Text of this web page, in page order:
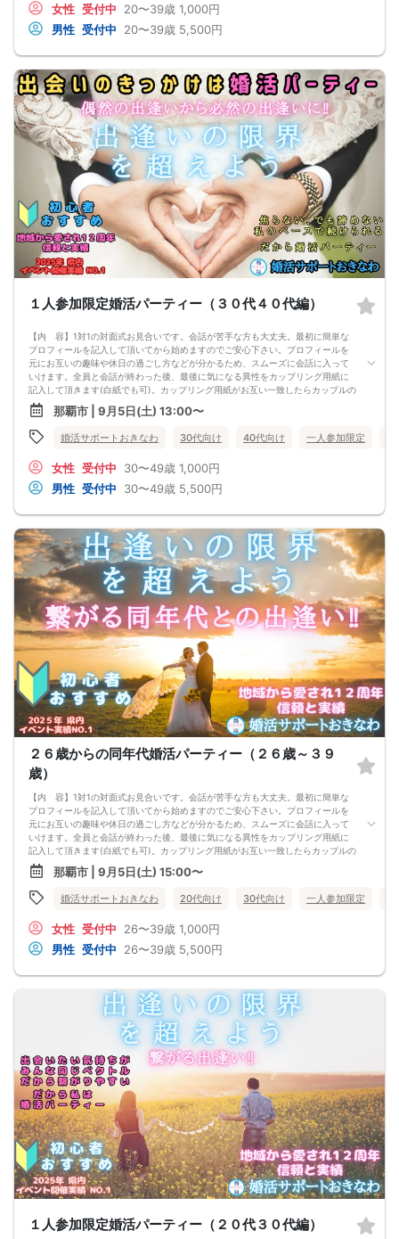
④1対1の対面式お見合い2回目
⑤カップリング用紙に気になる異性の番号を記入（お互い番号が一致すればカッ
プリング成立）
※前日の段階で催行人数に達しなかった場合、開催中止とさせて頂きます。
※無料駐車場80台完備
女性 受付中 20〜39歳 1,000円
男性 受付中 20〜39歳 5,500円
１人参加限定婚活パーティー（３０代４０代編）
【内 容】1対1の対面式お見合いです。会話が苦手な方も大丈夫。最初に簡単な
プロフィールを記入して頂いてから始めますのでご安心下さい。プロフィールを
元にお互いの趣味や休日の過ごし方などが分かるため、スムーズに会話に入って
いけます。全員と会話が終わった後、最後に気になる異性をカップリング用紙に
記入して頂きます(白紙でも可)。カップリング用紙がお互い一致したらカップルの
成立です。またスタッフを介して気になる異性に渡せる連絡シートもご用意。
【パーティの流れ】
①プロフィ―ル用紙記載
②1対1の対面式お見合い（全員の異性と1対1で会話）
④1対1の対面式お見合い2回目
⑤カップリング用紙に気になる異性の番号を記入（お互い番号が一致すればカッ
プリング成立）
※前日の段階で催行人数に達しなかった場合、開催中止とさせて頂きます。
※お車でお越しの方は、駐車場が満車になりやすいためお時間に余裕を持ってお早
めにお越し下さい。
※無料駐車場80台完備（共用スペースのため満車の場合は、お近くの有料パーキン
グをご使用下さい。）
那覇市 | 9月5日(土) 13:00〜
婚活サポートおきなわ 30代向け 40代向け 一人参加限定
女性 受付中 30〜49歳 1,000円
男性 受付中 30〜49歳 5,500円
２６歳からの同年代婚活パーティー（２６歳～３９
歳）
【内 容】1対1の対面式お見合いです。会話が苦手な方も大丈夫。最初に簡単な
プロフィールを記入して頂いてから始めますのでご安心下さい。プロフィールを
元にお互いの趣味や休日の過ごし方などが分かるため、スムーズに会話に入って
いけます。全員と会話が終わった後、最後に気になる異性をカップリング用紙に
記入して頂きます(白紙でも可)。カップリング用紙がお互い一致したらカップルの
成立です。またスタッフを介して気になる異性に渡せる連絡シートもご用意。
【パーティの流れ】
①プロフィ―ル用紙記載
②1対1の対面式お見合い（全員の異性と1対1で会話）
④1対1の対面式お見合い2回目
⑤カップリング用紙に気になる異性の番号を記入（お互い番号が一致すればカッ
プリング成立）
※前日の段階で催行人数に達しなかった場合、開催中止とさせて頂きます。
※お車でお越しの方は、駐車場が満車になりやすいためお時間に余裕を持ってお早
※無料駐車場80台完備（共用スペースのため満車の場合は、お近くの有料パーキン
那覇市 | 9月5日(土) 15:00〜
婚活サポートおきなわ 20代向け 30代向け 一人参加限定
女性 受付中 26〜39歳 1,000円
男性 受付中 26〜39歳 5,500円
１人参加限定婚活パーティー（２０代３０代編）